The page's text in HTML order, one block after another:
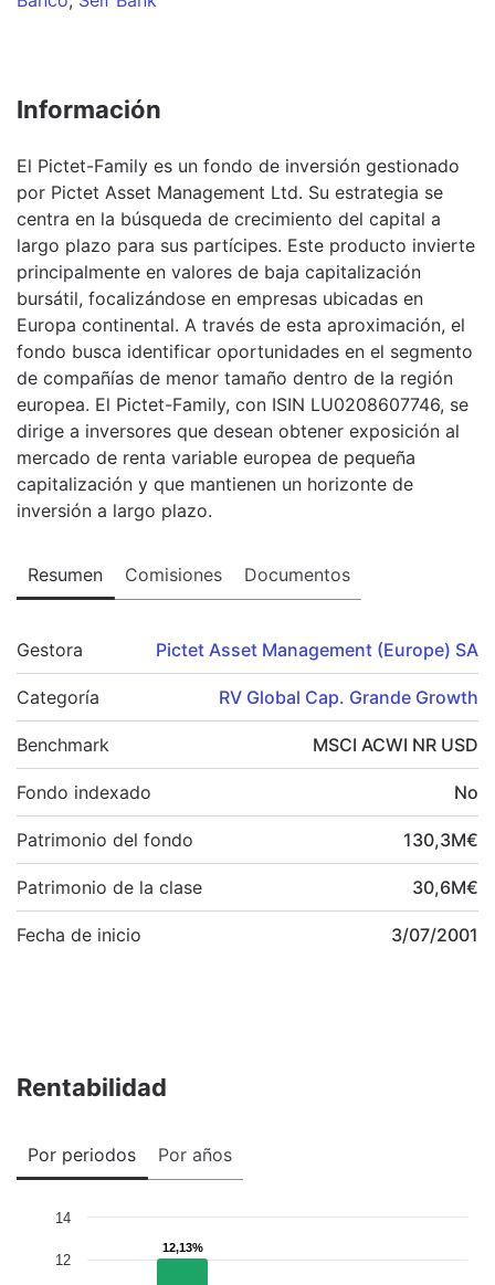
Información
El Pictet-Family es un fondo de inversión gestionado
por Pictet Asset Management Ltd. Su estrategia se
centra en la búsqueda de crecimiento del capital a
largo plazo para sus partícipes. Este producto invierte
principalmente en valores de baja capitalización
bursátil, focalizándose en empresas ubicadas en
Europa continental. A través de esta aproximación, el
fondo busca identificar oportunidades en el segmento
de compañías de menor tamaño dentro de la región
europea. El Pictet-Family, con ISIN LU0208607746, se
dirige a inversores que desean obtener exposición al
mercado de renta variable europea de pequeña
capitalización y que mantienen un horizonte de
inversión a largo plazo.
Resumen Comisiones Documentos
Gestora Pictet Asset Management (Europe) SA
Categoría RV Global Cap. Grande Growth
Benchmark MSCI ACWI NR USD
Fondo indexado No
Patrimonio del fondo 130,3M€
Patrimonio de la clase 30,6M€
Fecha de inicio 3/07/2001
Rentabilidad
Por periodos Por años
12,13%
12,13%
12
14